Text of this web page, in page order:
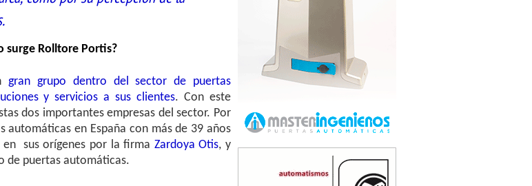
surge Rolltore Portis?
gran grupo dentro del sector de puertas
y servicios a sus clientes. Con este
dos importantes empresas del sector. Por
automáticas en España con más de 39 años
en sus orígenes por la firma Zardoya Otis, y
de puertas automáticas.